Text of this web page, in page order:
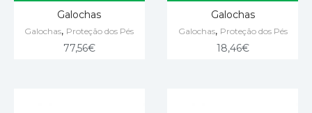
Galochas
Galochas, Proteção dos Pés
77,56€
Galochas
Galochas, Proteção dos Pés
18,46€